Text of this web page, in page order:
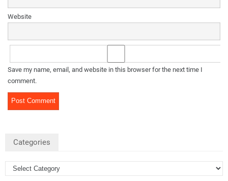
Website
Save my name, email, and website in this browser for the next time I
comment.
Categories